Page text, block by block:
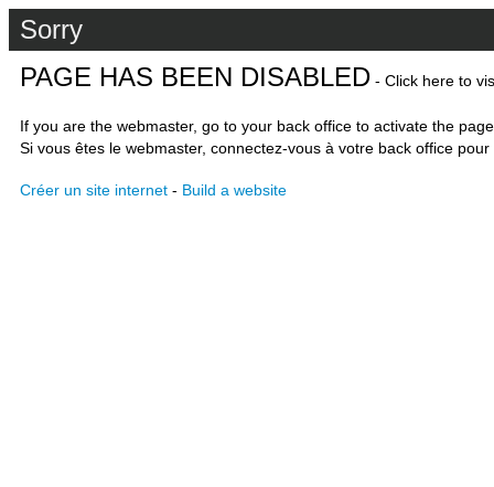
Sorry
PAGE HAS BEEN DISABLED - Click here to
If you are the webmaster, go to your back office to activate the
Si vous êtes le webmaster, connectez-vous à votre back office
Créer un site internet - Build a website